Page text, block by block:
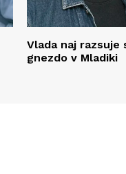
Vlada naj razsuje
gnezdo v Mladiki